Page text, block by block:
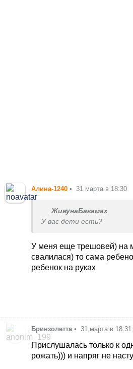
Алина-1240 • 31 марта в 18:30
ЖивунаБагамах
У вас дети есть?
У меня еще трешовей) на
свалилася) то сама
ребенок на руках
Бринзолетта • 31 марта в 18:31
Прислушалась только к
рожать))) и напряг не